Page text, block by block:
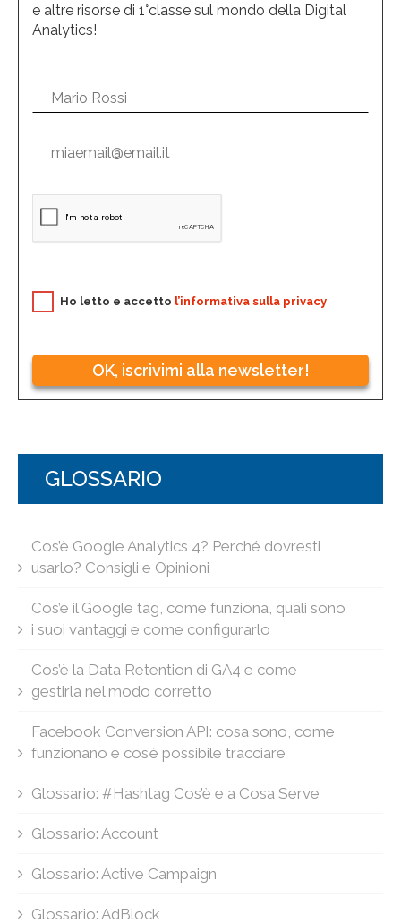
e altre risorse di 1°classe sul mondo della Digital
Analytics!
Ho letto e accetto l’informativa sulla privacy
OK, iscrivimi alla newsletter!
GLOSSARIO
Cos’è Google Analytics 4? Perché dovresti
usarlo? Consigli e Opinioni
Cos’è il Google tag, come funziona, quali sono
i suoi vantaggi e come configurarlo
Cos’è la Data Retention di GA4 e come
gestirla nel modo corretto
Facebook Conversion API: cosa sono, come
funzionano e cos’è possibile tracciare
Glossario: #Hashtag Cos’è e a Cosa Serve
Glossario: Account
Glossario: Active Campaign
Glossario: AdBlock